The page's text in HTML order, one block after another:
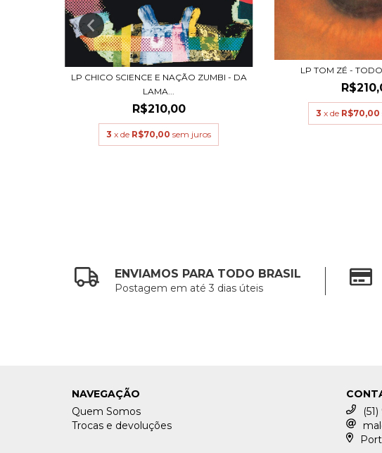
LP CHICO SCIENCE E NAÇÃO ZUMBI - DA
LAMA...
R$210,00
3 x de R$70,00 sem juros
LP TOM ZÉ -
3 x de R$70,00
ENVIAMOS PARA TODO BRASIL
Postagem em até 3 dias úteis
NAVEGAÇÃO
Quem Somos
Trocas e devoluções